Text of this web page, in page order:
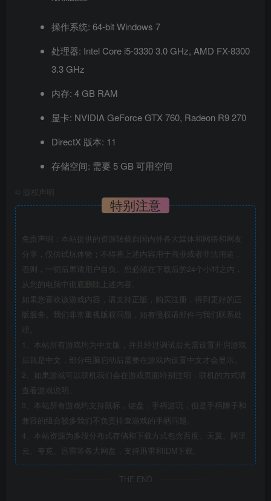
操作系统: 64-bit Windows 7
处理器: Intel Core i5-3330 3.0 GHz, AMD FX-8300
3.3 GHz
内存: 4 GB RAM
显卡: NVIDIA GeForce GTX 760, Radeon R9 270
DirectX 版本: 11
存储空间: 需要 5 GB 可用空间
版权声明
特别注意
免责声明：本站提供的资源转载自国内外各大媒体和网络和网友
分享，仅供试玩体验；不得将上述内容用于商业或者非法用途，
否则，一切后果请用户自负。您必须在下载后的24个小时之内，
从您的电脑中彻底删除上述内容。
如果您喜欢该游戏内容，请支持正版，购买注册，得到更好的正
版服务。我们非常重视版权问题，如有侵权请邮件与我们联系处
理。
1、本站所有游戏均为中文版，并且经过调试后无需设置开启游戏
后就是中文，部分电脑启动后需要在游戏内设置中文才会显示。
2、如果游戏可以联机我们会在游戏页面特别注明，联机的方式请
查看游戏说明。
3、本站所有游戏均支持鼠标，键盘，手柄游玩，但是手柄牌子和
兼容的组合较多我们不负责排查游戏的手柄问题。
4、本站资源为多段分布式存储和下载方式包含百度、天翼、阿里
云、夸克、迅雷等各大网盘，支持迅雷和IDM下载。
THE END